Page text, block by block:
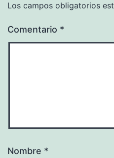
Los campos obligatorios
Comentario *
Nombre *